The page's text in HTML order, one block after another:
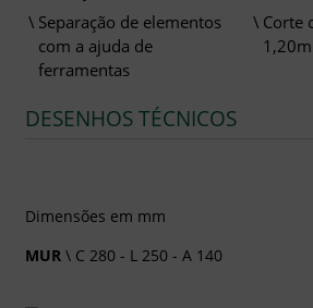
Separação de elementos
com a ajuda de
ferramentas
Corte
1,20m
DESENHOS TÉCNICOS
Dimensões em mm
MUR\ C 280 - L 250 - A 140